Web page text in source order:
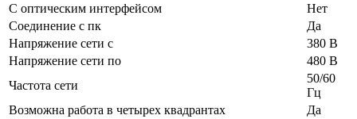
С оптическим интерфейсом
Нет
Соединение с пк
Да
Напряжение сети с
380 В
Напряжение сети по
480 В
Частота сети
50/60
Гц
Возможна работа в четырех квадрантах
Да